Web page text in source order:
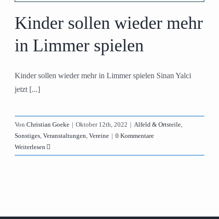
Kinder sollen wieder mehr
in Limmer spielen
Kinder sollen wieder mehr in Limmer spielen Sinan Yalci
jetzt [...]
Von Christian Goeke | Oktober 12th, 2022 | Alfeld & Ortsteile
Sonstiges Veranstaltungen Vereine | 0 Kommentare
Weiterlesen